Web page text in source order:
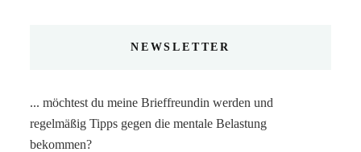
NEWSLETTER
... möchtest du meine Brieffreundin werden und
regelmäßig Tipps gegen die mentale Belastung
bekommen?